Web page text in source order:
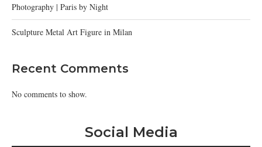
Photography | Paris by Night
Sculpture Metal Art Figure in Milan
Recent Comments
No comments to show.
Social Media